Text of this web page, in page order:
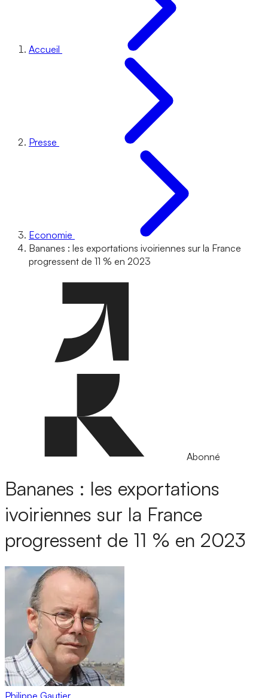
Accueil
Presse
Economie
Bananes : les exportations ivoiriennes sur la France
progressent de 11 % en 2023
Abonné
Bananes : les exportations
ivoiriennes sur la France
progressent de 11 % en 2023
Philippe Gautier